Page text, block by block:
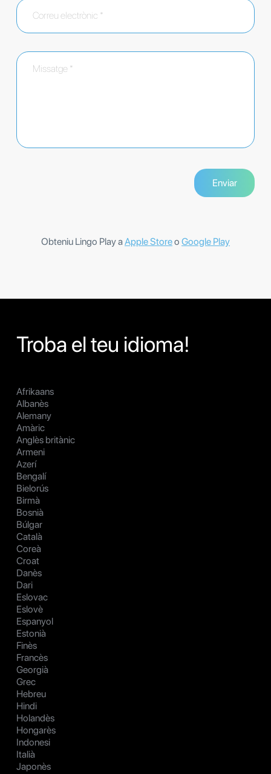
Obteniu Lingo Play aApple Storeo Google Play
Troba el teu idioma!
Afrikaans
Albanès
Alemany
Amàric
Anglès britànic
Armeni
Azerí
Bengalí
Bielorús
Birmà
Bosnià
Búlgar
Català
Coreà
Croat
Danès
Dari
Eslovac
Eslovè
Espanyol
Estonià
Finès
Francès
Georgià
Grec
Hebreu
Hindi
Holandès
Hongarès
Indonesi
Italià
Japonès